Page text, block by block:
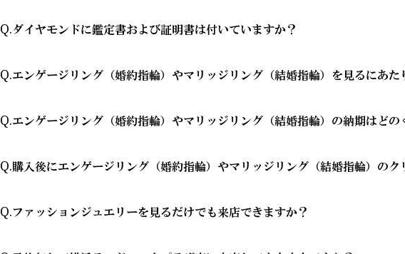
エンゲージリング（婚約指輪）の一覧ページはこちら
エタニティリングの一覧ページはこちら
希望の価格帯に合う商品をコンシェルジュがご提案いたします。
マリッジリング（結婚指輪）のオーダーシステムはこちら
セルコ ダイヤモンドが世界初導入し、開発に関わった唯一のブランドです。
ます。また、紛争ダイヤモンドやリユース・リサイクルダイヤモンドではない、
ながるとされています。
ダイヤモンドジャーニーについてはこちら
Q.ダイヤモンドに鑑定書および証明書は付いていますか？
レポート）」、ダイヤモンドの輝きを科学的に測定・評価する「サリネ・ライト
※0.25ct未満およびHカラー以下、クラリティがSI1以下など、一部のダイヤモン
ん。
「ヴァージン・ダイヤモンド証明書」についてはこちら
Q.エンゲージリング（婚約指輪）やマリッジリング（結婚指輪）を見るにあ
ご来店予約はこちら
Q.エンゲージリング（婚約指輪）やマリッジリング（結婚指輪）の納期はどの
おります。婚約指輪をプロポーズの際に贈られる場合は、予定日の2～3ヶ月程前
お急ぎの場合はコンシェルジュにご相談ください。
Q.購入後にエンゲージリング（婚約指輪）やマリッジリング（結婚指輪）の
際は是非お気軽にご来店ください。ご購入店以外の店舗でもご利用いただけます。
Q.ファッションジュエリーを見るだけでも来店できますか？